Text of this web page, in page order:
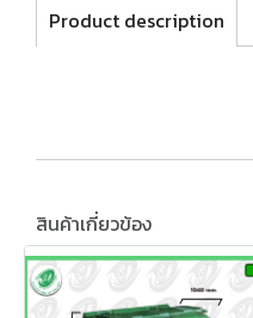
Product description
สินค้าเกี่ยวข้อง